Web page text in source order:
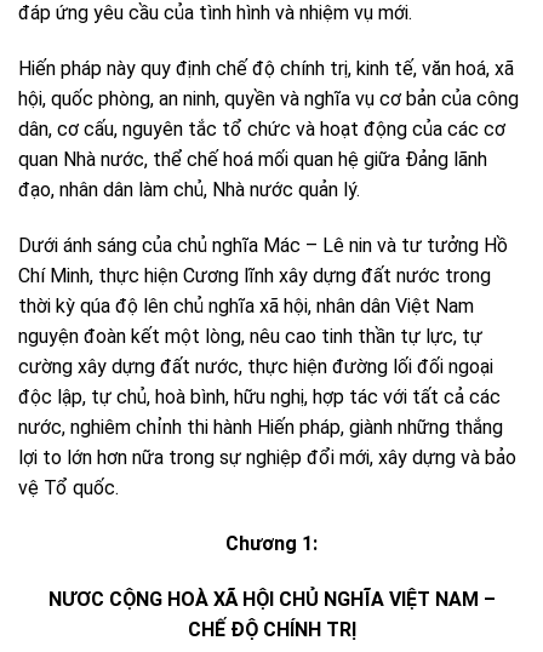
đáp ứng yêu cầu của tình hình và nhiệm vụ mới.
Hiến pháp này quy định chế độ chính trị, kinh tế, văn hoá, xã
hội, quốc phòng, an ninh, quyền và nghĩa vụ cơ bản của công
dân, cơ cấu, nguyên tắc tổ chức và hoạt động của các cơ
quan Nhà nước, thể chế hoá mối quan hệ giữa Đảng lãnh
đạo, nhân dân làm chủ, Nhà nước quản lý.
Dưới ánh sáng của chủ nghĩa Mác – Lê nin và tư tưởng Hồ
Chí Minh, thực hiện Cương lĩnh xây dựng đất nước trong
thời kỳ qúa độ lên chủ nghĩa xã hội, nhân dân Việt Nam
nguyện đoàn kết một lòng, nêu cao tinh thần tự lực, tự
cường xây dựng đất nước, thực hiện đường lối đối ngoại
độc lập, tự chủ, hoà bình, hữu nghị, hợp tác với tất cả các
nước, nghiêm chỉnh thi hành Hiến pháp, giành những thắng
lợi to lớn hơn nữa trong sự nghiệp đổi mới, xây dựng và bảo
vệ Tổ quốc.
Chương 1:
NƯƠC CỘNG HOÀ XÃ HỘI CHỦ NGHĨA VIỆT NAM –
CHẾ ĐỘ CHÍNH TRỊ